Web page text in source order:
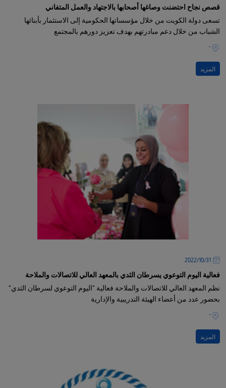
قصص نجاح احتضنت وصاغها أصحابها بالاجتهاد والعمل المتفاني
تسعى دولة الكويت من خلال مؤسساتها الحكومية إلى الاستثمار بأبنائها
الشباب من خلال دعم مبادرتهم بهدف تعزيز دورهم بالمجتمع
-
المزيد
31‏/10‏/2022
فعالية اليوم التوعوي يسرطان الثدي بالمعهد العالي للاتصالات والملاحة
نظم المعهد العالي للاتصالات والملاحة فعالية "اليوم التوعوي لسرطان الثدي"
بحضور عدد من أعضاء الهيئة التدريبية والإدارية
-
المزيد